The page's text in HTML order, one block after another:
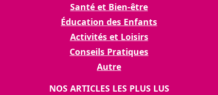
Santé et Bien-être
Éducation des Enfants
Activités et Loisirs
Conseils Pratiques
Autre
NOS ARTICLES LES PLUS LUS